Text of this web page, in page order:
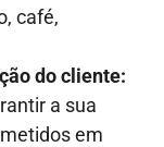
café,
do cliente:
a sua
em